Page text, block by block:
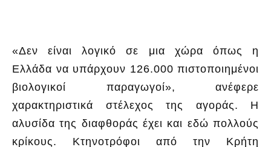
«Δεν είναι λογικό σε μια χώρα όπως η
Ελλάδα να υπάρχουν 126.000 πιστοποιημένοι
βιολογικοί παραγωγοί», ανέφερε
χαρακτηριστικά στέλεχος της αγοράς. Η
αλυσίδα της διαφθοράς έχει και εδώ πολλούς
κρίκους. Κτηνοτρόφοι από την Κρήτη